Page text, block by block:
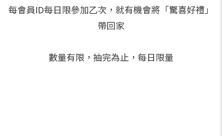
每會員ID每日限參加乙次，就有機會將「驚喜好禮」
帶回家
數量有限，抽完為止，每日限量